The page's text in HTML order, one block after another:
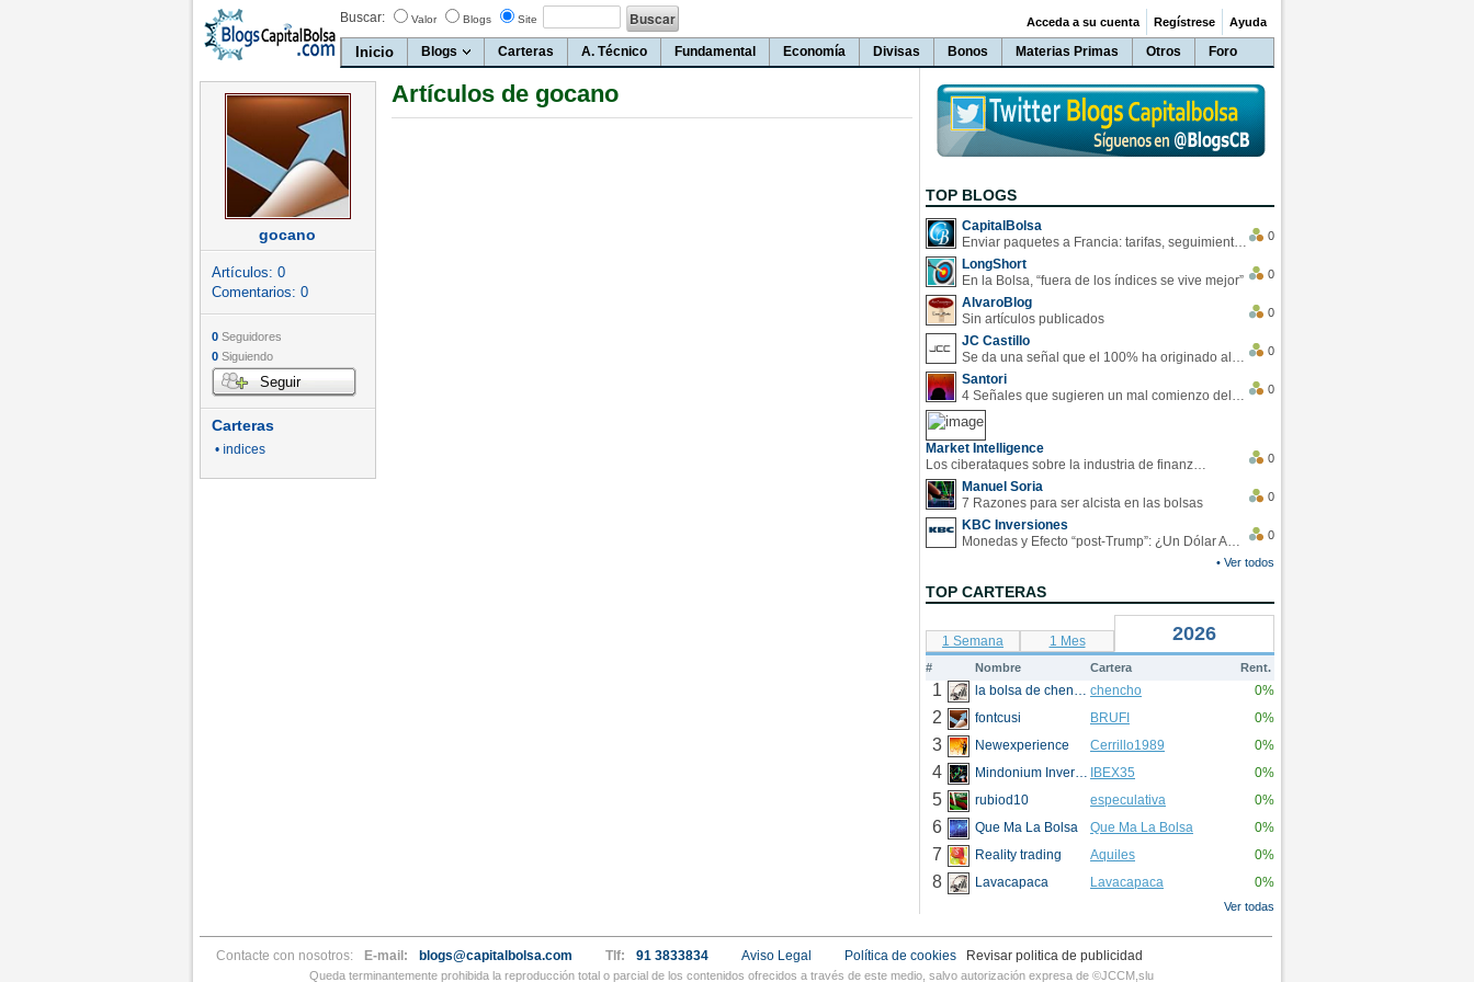
Buscar: Valor Blogs Site
Inicio Blogs Carteras A. Técnico Fundamental Economía Divisas Bonos Materias Primas Otros Foro
Acceda a su cuenta Regístrese Ayuda
gocano
Artículos: 0
Comentarios: 0
0 Seguidores
0 Siguiendo
Seguir
Carteras
• índices
Artículos de gocano
TOP BLOGS
CapitalBolsa
Enviar paquetes a Francia: tarifas, seguimiento y ventajas destacadas
0
LongShort
En la Bolsa, “fuera de los índices se vive mejor”
0
AlvaroBlog
Sin artículos publicados
0
JC Castillo
Se da una señal que el 100% ha originado alzas en las bolsas
0
Santori
4 Señales que sugieren un mal comienzo del 3T de la economía EEUU
0
Market Intelligence
Los ciberataques sobre la industria de finanzas se han duplicado este año
0
Manuel Soria
7 Razones para ser alcista en las bolsas
0
KBC Inversiones
Monedas y Efecto “post-Trump”: ¿Un Dólar Americano operando en rangos?
0
• Ver todos
TOP CARTERAS
1 Semana 1 Mes 2026
# Nombre Cartera Rent.
1 la bolsa de chencho chencho 0%
2 fontcusi BRUFI 0%
3 Newexperience Cerrillo1989 0%
4 Mindonium Inversions IBEX35 0%
5 rubiod10 especulativa 0%
6 Que Ma La Bolsa Que Ma La Bolsa 0%
7 Reality trading Aquiles 0%
8 Lavacapaca Lavacapaca 0%
Ver todas
Contacte con nosotros: E-mail: blogs@capitalbolsa.com Tlf: 91 3833834 Aviso Legal Revisar politica de publicidad
Política de cookies
Queda terminantemente prohibida la reproducción total o parcial de los contenidos ofrecidos a través de este medio, salvo autorización expresa de ©JCCM,slu